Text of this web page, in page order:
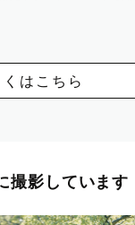
はこちら
撮影しています